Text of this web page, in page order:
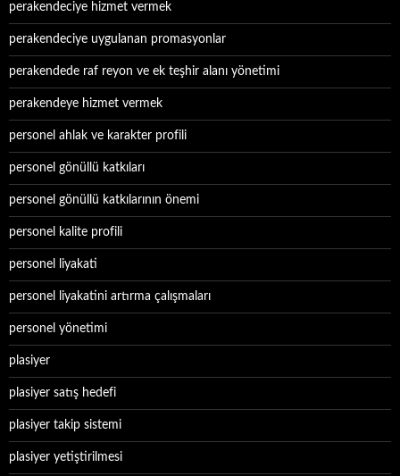
perakendeciye hizmet vermek
perakendeciye uygulanan promasyonlar
perakendede raf reyon ve ek teşhir alanı yönetimi
perakendeye hizmet vermek
personel ahlak ve karakter profili
personel gönüllü katkıları
personel gönüllü katkılarının önemi
personel kalite profili
personel liyakati
personel liyakatini artırma çalışmaları
personel yönetimi
plasiyer
plasiyer satış hedefi
plasiyer takip sistemi
plasiyer yetiştirilmesi